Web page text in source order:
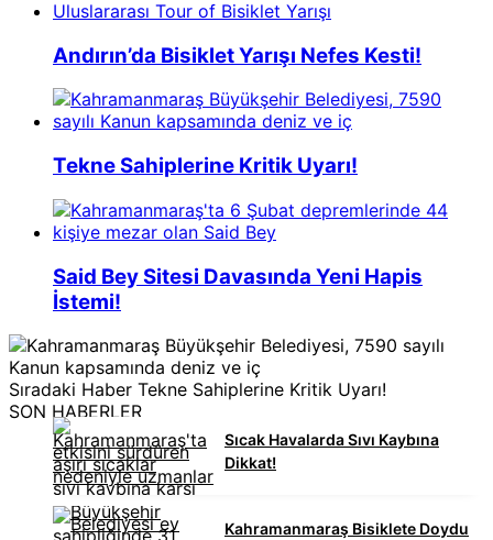
Andırın’da Bisiklet Yarışı Nefes Kesti!
Tekne Sahiplerine Kritik Uyarı!
Said Bey Sitesi Davasında Yeni Hapis
İstemi!
Sıradaki Haber Tekne Sahiplerine Kritik Uyarı!
SON HABERLER
Sıcak Havalarda Sıvı Kaybına
Dikkat!
Kahramanmaraş Bisiklete Doydu